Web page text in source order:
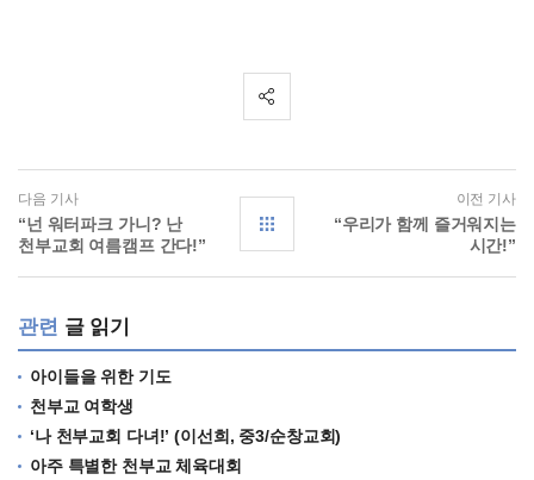
다음 기사
“넌 워터파크 가니? 난
천부교회 여름캠프 간다!”
이전 기사
“우리가 함께 즐거워지는
시간!”
관련 글 읽기
아이들을 위한 기도
천부교 여학생
‘나 천부교회 다녀!’ (이선희, 중3/순창교회)
아주 특별한 천부교 체육대회